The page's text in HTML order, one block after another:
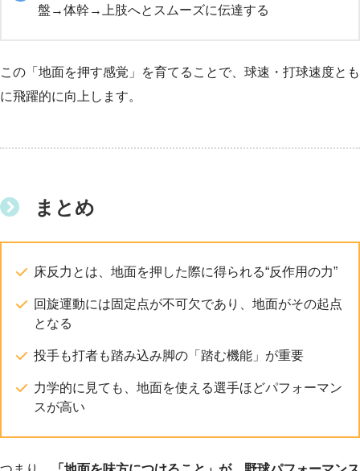
盤→体幹→上肢へとスムーズに伝達する
この「地面を押す感覚」を育てることで、球速・打球速度とも
に飛躍的に向上します。
まとめ
床反力とは、地面を押した際に得られる“反作用の力”
回旋運動には固定点が不可欠であり、地面がその起点
となる
投手も打者も踏み込み脚の「踏む機能」が重要
力学的に見ても、地面を使える選手ほどパフォーマン
スが高い